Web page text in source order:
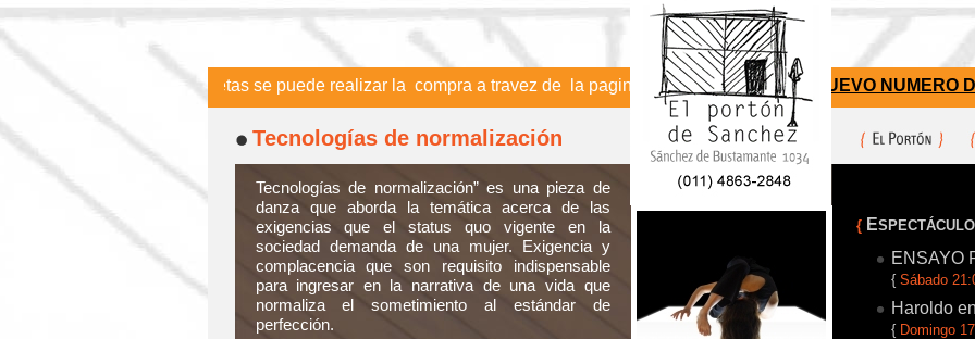
Para pagar con tarjetas se puede realizar la compra a travez de la pagina de Alternativa Teatral NUEVO NUMERO DE
Tecnologías de normalización
VIERNES 5 y 12
Tecnologías de normalización” es una pieza de
danza que aborda la temática acerca de las
exigencias que el status quo vigente en la
sociedad demanda de una mujer. Exigencia y
complacencia que son requisito indispensable
para ingresar en la narrativa de una vida que
normaliza el sometimiento al estándar de
perfección.
{ E
ENSAYO
{Sábado
Haroldo
{Domingo